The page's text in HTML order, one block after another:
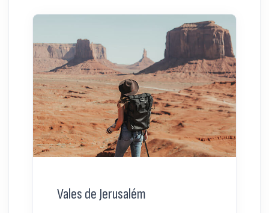
Vales de Jerusalém